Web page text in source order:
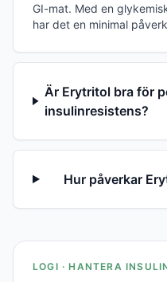
GI-mat. Med en
har det en minimal
Är Erytritol bra för
insulinresistens?
Hur påverkar
LOGI · HANTERA